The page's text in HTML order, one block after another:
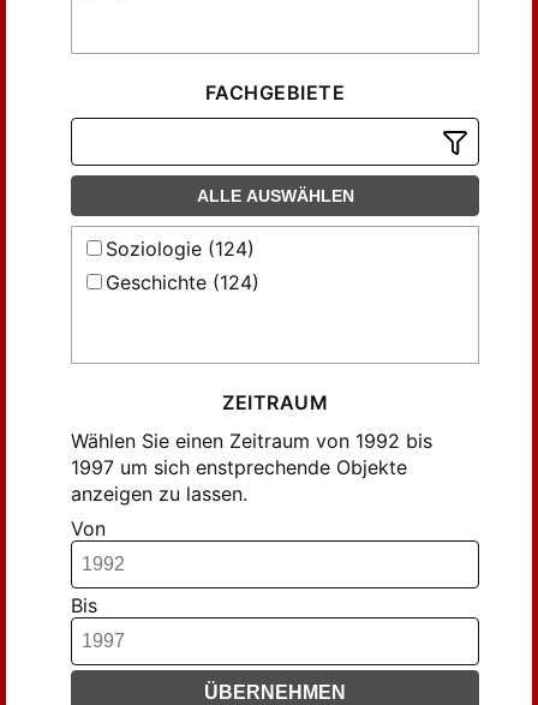
FACHGEBIETE
ALLE AUSWÄHLEN
Soziologie (124)
Geschichte (124)
ZEITRAUM
Wählen Sie einen Zeitraum von 1992 bis
1997 um sich enstprechende Objekte
anzeigen zu lassen.
Von
Bis
ÜBERNEHMEN